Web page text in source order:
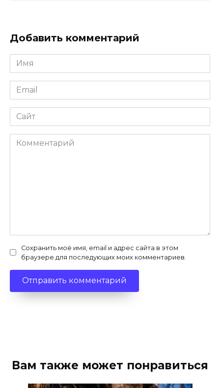
Добавить комментарий
Имя
*
Email
*
Сайт
Комментарий
Сохранить моё имя, email и адрес сайта в этом
браузере для последующих моих комментариев.
Вам также может понравиться